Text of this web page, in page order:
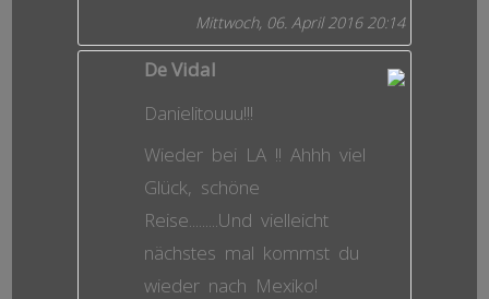
Mittwoch, 06. April 2016 20:14
De Vidal
Danielitouuu!!!
Wieder bei LA !! Ahhh viel
Glück, schöne
Reise.........Und vielleicht
nächstes mal kommst du
wieder nach Mexiko!